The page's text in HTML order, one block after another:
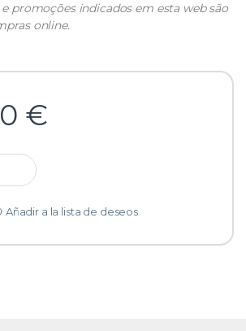
e promoções indicados em esta web são
online.
€
Añadir a la lista de deseos